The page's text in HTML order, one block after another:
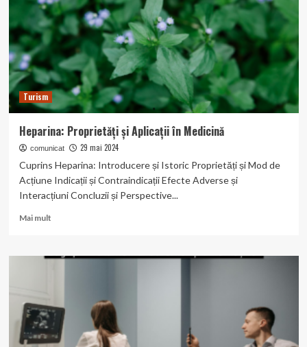
Prospect
Turism
Heparina: Proprietăți și Aplicații în Medicină
comunicat 29 mai 2024
Cuprins Heparina: Introducere și Istoric Proprietăți și Mod de
Acțiune Indicații și Contraindicații Efecte Adverse și
Interacțiuni Concluzii și Perspective...
Mai multRead
Heparina:
în
Medicină